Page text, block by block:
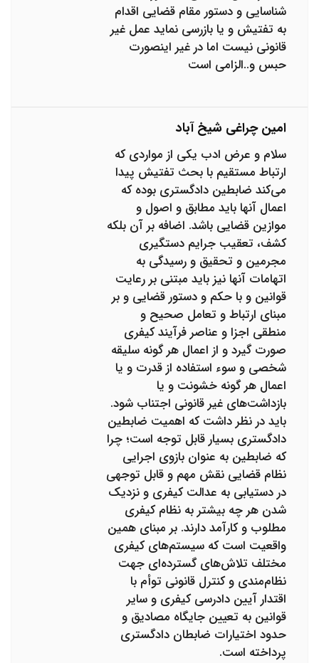
شناسایی و دستور مقام قضایی اقدام
به تفتیش و یا بازرسی نماید عمل غیر
قانونی نیست اما در غیر اینصورت
حبس و..الزامی است
امین چراغی شیخ آباد
سلام و عرض ادب یکی از مواردی که
ارتباط مستقیم با بحث تفتیش پیدا
می‌کند ضابطین دادگستری بوده که
اعمال آنها باید مطابق و اصول و
موازین قضایی باشد. اضافه بر آن بلکه
کشف، تعقیب جرایم دستگیری
مجرمین و تحقیق و رسیدگی به
اتهامات آنها نیز باید مبتنی بر رعایت
قوانین و با حکم و دستور قضایی و بر
مبنای ارتباط و تعامل صحیح و
منطقی اجزا و عناصر فرآیند کیفری
صورت گیرد و از اعمال هر گونه سلیقه
شخصی و سوء استفاده از قدرت و یا
اعمال هر گونه خشونت و یا
بازداشت‌های غیر قانونی اجتناب شود.
باید در نظر داشت که اهمیت ضابطین
دادگستری بسیار قابل توجه است؛ چرا
که ضابطین به عنوان بازوی اجرایی
نظام قضایی نقش مهم و قابل توجهی
در دستیابی به عدالت کیفری و نزدیک
شدن هر چه بیشتر به نظام کیفری
مطلوب و کارآمد دارند. بر مبنای همین
واقعیت است که سیستم‌های کیفری
مختلف تلاش‌های گسترده‌ای جهت
نظام‌مندی و کنترل قانونی توأم با
اقتدار آیین دادرسی کیفری و سایر
قوانین به تعیین جایگاه مصادیق و
حدود اختیارات ضابطان دادگستری
پرداخته است.